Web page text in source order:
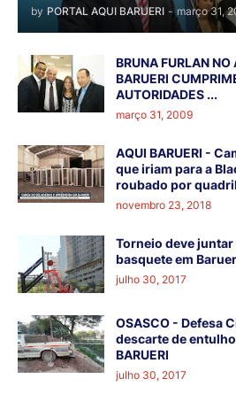
by PORTAL AQUI BARUERI - março 31,
BRUNA FURLAN NO
BARUERI
AUTORIDADES ...
março 31, 2009
AQUI BARUERI -
que iriam para a
roubado por
novembro 23, 2018
Torneio deve
basquete em
julho 30, 2017
OSASCO - Defesa
descarte de
BARUERI
julho 30, 2017